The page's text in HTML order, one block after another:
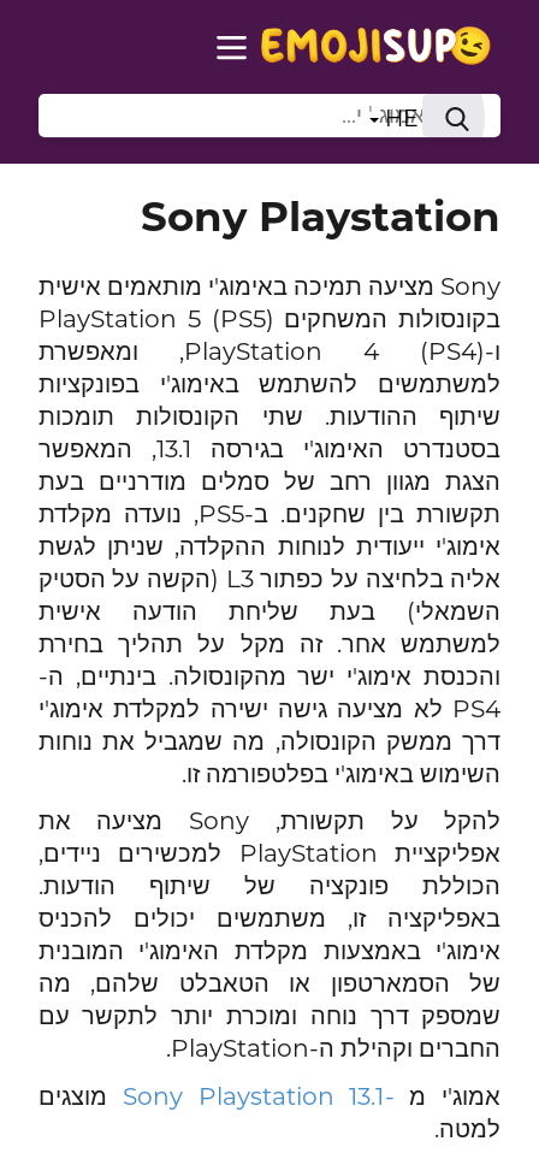
HE
Sony Playstation
Sony מציעה תמיכה באימוג'י מותאמים אישית
בקונסולות המשחקים PlayStation 5 (PS5)
ו-PlayStation 4 (PS4), ומאפשרת
למשתמשים להשתמש באימוג'י בפונקציות
שיתוף ההודעות. שתי הקונסולות תומכות
בסטנדרט האימוג'י בגירסה 13.1, המאפשר
הצגת מגוון רחב של סמלים מודרניים בעת
תקשורת בין שחקנים. ב-PS5, נועדה מקלדת
אימוג'י ייעודית לנוחות ההקלדה, שניתן לגשת
אליה בלחיצה על כפתור L3 (הקשה על הסטיק
השמאלי) בעת שליחת הודעה אישית
למשתמש אחר. זה מקל על תהליך בחירת
והכנסת אימוג'י ישר מהקונסולה. בינתיים, ה-
PS4 לא מציעה גישה ישירה למקלדת אימוג'י
דרך ממשק הקונסולה, מה שמגביל את נוחות
השימוש באימוג'י בפלטפורמה זו.
להקל על תקשורת, Sony מציעה את
אפליקציית PlayStation למכשירים ניידים,
הכוללת פונקציה של שיתוף הודעות.
באפליקציה זו, משתמשים יכולים להכניס
אימוג'י באמצעות מקלדת האימוג'י המובנית
של הסמארטפון או הטאבלט שלהם, מה
שמספק דרך נוחה ומוכרת יותר לתקשר עם
החברים וקהילת ה-PlayStation.
אמוג'י מ -Sony Playstation 13.1
מוצגים
למטה.